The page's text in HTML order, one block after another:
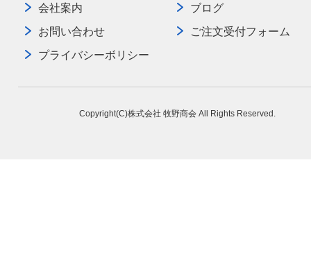
会社案内
ブログ
お問い合わせ
ご注文受付フォーム
プライバシーボリシー
Copyright(C)株式会社 牧野商会 All Rights Reserved.